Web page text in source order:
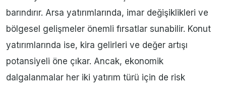
barındırır. Arsa yatırımlarında, imar değişiklikleri ve
bölgesel gelişmeler önemli fırsatlar sunabilir. Konut
yatırımlarında ise, kira gelirleri ve değer artışı
potansiyeli öne çıkar. Ancak, ekonomik
dalgalanmalar her iki yatırım türü için de risk